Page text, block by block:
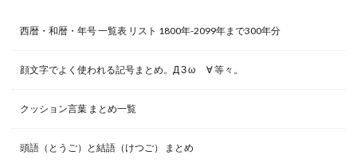
西暦・和暦・年号 一覧表 リスト 1800年-2099年まで300年分
顔文字でよく使われる記号まとめ。Д З ω ゞ∀ 等々。
クッション言葉 まとめ一覧
頭語（とうご）と結語（けつご） まとめ